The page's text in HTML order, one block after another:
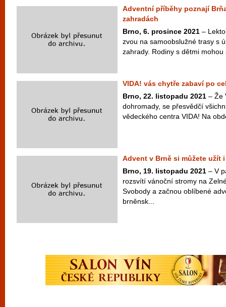
Adventní příběhy poznají
zahradách
Brno, 6. prosince 2021 –
zvou na samoobslužné trasy s
zahrady. Rodiny s dětmi
VIDA! vás chytře zabaví po
Brno, 22. listopadu 2021 – Že
dohromady, se přesvědčí
vědeckého centra VIDA! Na
Advent v Brně si můžete užít
Brno, 19. listopadu 2021 – V
rozsvítí vánoční stromy na
Svobody a začnou oblíbené
brněnsk...